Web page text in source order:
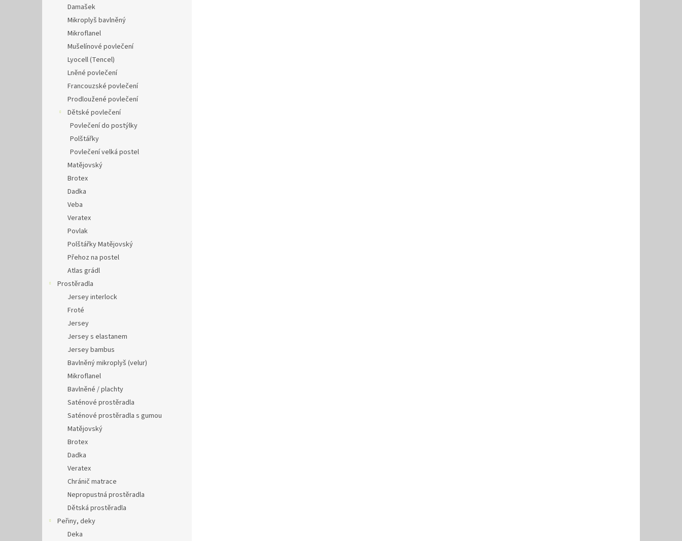
Damašek
Mikroplyš bavlněný
Mikroflanel
Mušelínové povlečení
Lyocell (Tencel)
Lněné povlečení
Francouzské povlečení
Prodloužené povlečení
Dětské povlečení
Povlečení do postýlky
Polštářky
Povlečení velká postel
Matějovský
Brotex
Dadka
Veba
Veratex
Povlak
Polštářky Matějovský
Přehoz na postel
Atlas grádl
Prostěradla
Jersey interlock
Froté
Jersey
Jersey s elastanem
Jersey bambus
Bavlněný mikroplyš (velur)
Mikroflanel
Bavlněné / plachty
Saténové prostěradla
Saténové prostěradla s gumou
Matějovský
Brotex
Dadka
Veratex
Chránič matrace
Nepropustná prostěradla
Dětská prostěradla
Peřiny, deky
Deka